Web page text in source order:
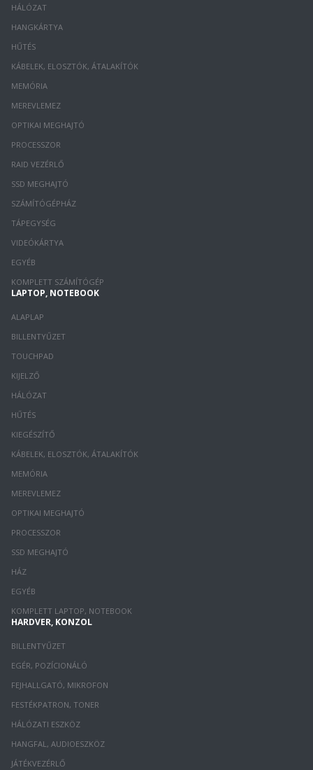
HÁLÓZAT
HANGKÁRTYA
HŰTÉS
KÁBELEK, ELOSZTÓK, ÁTALAKÍTÓK
MEMÓRIA
MEREVLEMEZ
OPTIKAI MEGHAJTÓ
PROCESSZOR
RAID VEZÉRLŐ
SSD MEGHAJTÓ
SZÁMÍTÓGÉPHÁZ
TÁPEGYSÉG
VIDEÓKÁRTYA
EGYÉB
KOMPLETT SZÁMÍTÓGÉP
LAPTOP, NOTEBOOK
ALAPLAP
BILLENTYŰZET
TOUCHPAD
KIJELZŐ
HÁLÓZAT
HŰTÉS
KIEGÉSZÍTŐ
KÁBELEK, ELOSZTÓK, ÁTALAKÍTÓK
MEMÓRIA
MEREVLEMEZ
OPTIKAI MEGHAJTÓ
PROCESSZOR
SSD MEGHAJTÓ
HÁZ
EGYÉB
KOMPLETT LAPTOP, NOTEBOOK
HARDVER, KONZOL
BILLENTYŰZET
EGÉR, POZÍCIONÁLÓ
FEJHALLGATÓ, MIKROFON
FESTÉKPATRON, TONER
HÁLÓZATI ESZKÖZ
HANGFAL, AUDIOESZKÖZ
JÁTÉKVEZÉRLŐ